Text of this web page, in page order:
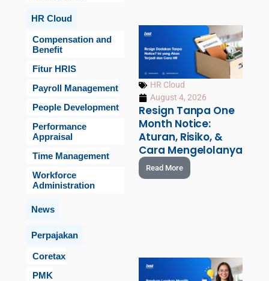
HR Cloud
Compensation and
Benefit
Fitur HRIS
Payroll Management
People Development
Performance
Appraisal
Time Management
Workforce
Administration
News
Perpajakan
Coretax
PMK
HR Cloud
August 4, 2026
Resign Tanpa One
Month Notice:
Aturan, Risiko, &
Cara Mengelolanya
Read More